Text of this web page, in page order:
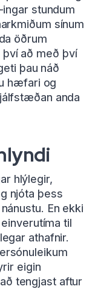
stundum
sínum
öðrum
að með því
þau náð
hæfari og
anda
hlýlegir,
njóta þess
En ekki
til
athafnir.
eigin
tengjast aftur